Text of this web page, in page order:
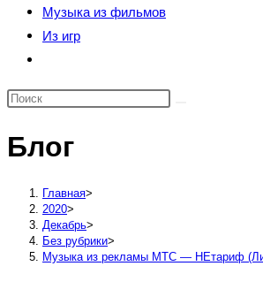
Музыка из фильмов
Из игр
по
сайту
Блог
Главная>
2020>
Декабрь>
Без рубрики>
Музыка из рекламы МТС — НЕтариф